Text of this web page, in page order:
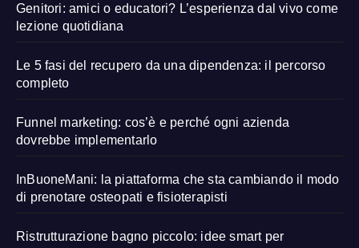
Genitori: amici o educatori? L’esperienza dal vivo come
lezione quotidiana
Le 5 fasi del recupero da una dipendenza: il percorso
completo
Funnel marketing: cos’è e perché ogni azienda
dovrebbe implementarlo
InBuoneMani: la piattaforma che sta cambiando il modo
di prenotare osteopati e fisioterapisti
Ristrutturazione bagno piccolo: idee smart per